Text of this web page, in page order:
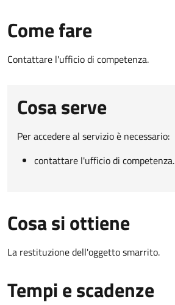
Come fare
Contattare l'ufficio di competenza.
Cosa serve
Per accedere al servizio è necessario:
contattare l'ufficio di competenza.
Cosa si ottiene
La restituzione dell'oggetto smarrito.
Tempi e scadenze